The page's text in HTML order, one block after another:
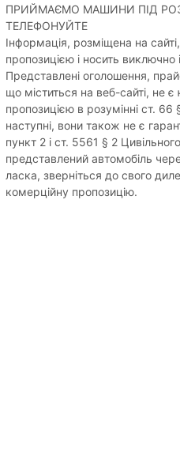
ПРИЙМАЄМО МАШИНИ ПІД
ТЕЛЕФОНУЙТЕ
Інформація, розміщена на
пропозицією і носить
Представлені оголошення,
що міститься на веб-сайті, не
пропозицією в розумінні ст. 66
наступні, вони також не є
пункт 2 і ст. 5561 § 2
представлений автомобіль
ласка, зверніться до свого
комерційну пропозицію.